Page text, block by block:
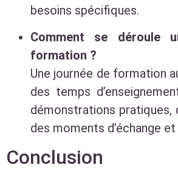
besoins spécifiques.
Comment se déroule
formation ?
Une journée de formation
des temps
démonstrations pratiques,
des moments d’échange
Conclusion